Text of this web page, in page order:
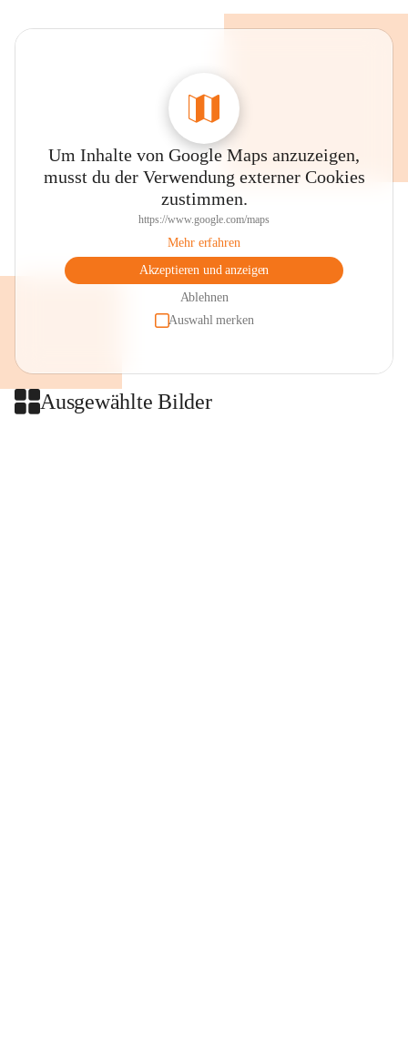
Um Inhalte von Google Maps anzuzeigen,
musst du der Verwendung externer Cookies
zustimmen.
https://www.google.com/maps
Mehr erfahren
Akzeptieren und anzeigen
Ablehnen
Auswahl merken
Ausgewählte Bilder